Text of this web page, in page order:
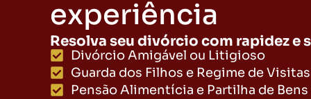
experiência
Resolva seu divórcio com rapidez e
Divórcio Amigável ou Litigioso
Guarda dos Filhos e Regime de Visitas
Pensão Alimentícia e Partilha de Bens